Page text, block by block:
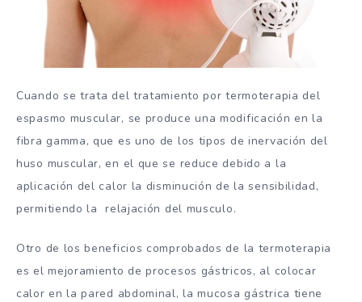
Cuando se trata del tratamiento por termoterapia del
espasmo muscular, se produce una modificación en la
fibra gamma, que es uno de los tipos de inervación del
huso muscular, en el que se reduce debido a la
aplicación del calor la disminución de la sensibilidad,
permitiendo la relajación del musculo.
Otro de los beneficios comprobados de la termoterapia
es el mejoramiento de procesos gástricos, al colocar
calor en la pared abdominal, la mucosa gástrica tiene